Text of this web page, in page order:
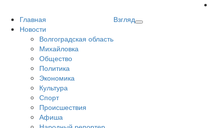
Главная
Новости
Волгоградская область
Михайловка
Общество
Политика
Экономика
Культура
Спорт
Происшествия
Афиша
Взгляд